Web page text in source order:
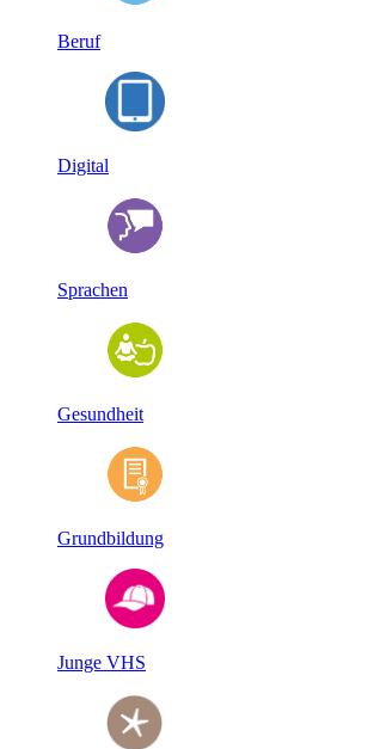
Beruf
Digital
Sprachen
Gesundheit
Grundbildung
Junge VHS